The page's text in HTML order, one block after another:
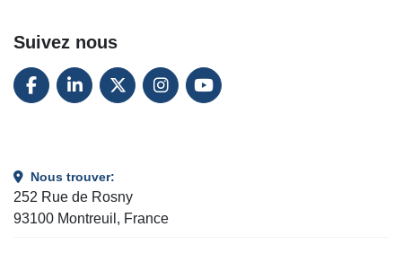
Suivez nous
FACEBOOK
LINKEDINTWITTERINSTAGRAM
YOUTUBE
Nous trouver:
252 Rue de Rosny
93100 Montreuil, France